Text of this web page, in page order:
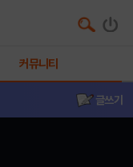
커뮤니티
글쓰기